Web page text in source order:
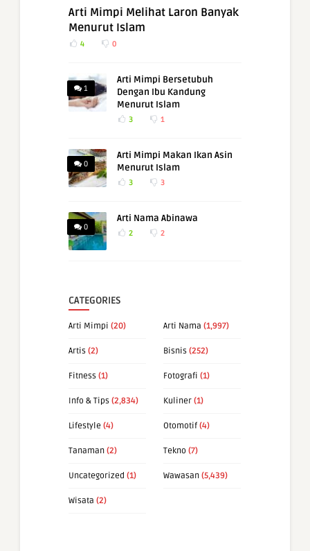
Arti Mimpi Melihat Laron Banyak
Menurut Islam
4 0
1
Arti Mimpi Bersetubuh
Dengan Ibu Kandung
Menurut Islam
3 1
0
Arti Mimpi Makan Ikan Asin
Menurut Islam
3 3
0
Arti Nama Abinawa
2 2
CATEGORIES
Arti Mimpi (20) Arti Nama (1,997)
Artis (2) Bisnis (252)
Fitness (1) Fotografi (1)
Info & Tips (2,834) Kuliner (1)
Lifestyle (4) Otomotif (4)
Tanaman (2) Tekno (7)
Uncategorized (1) Wawasan (5,439)
Wisata (2)